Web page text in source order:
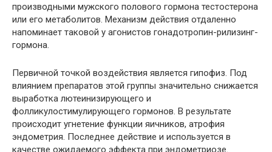
производными мужского полового гормона тестостерона
или его метаболитов. Механизм действия отдаленно
напоминает таковой у агонистов гонадотропин-рилизинг-
гормона.
Первичной точкой воздействия является гипофиз. Под
влиянием препаратов этой группы значительно снижается
выработка лютеинизирующего и
фолликулостимулирующего гормонов. В результате
происходит угнетение функции яичников, атрофия
эндометрия. Последнее действие и используется в
качестве ожидаемого эффекта при эндометриозе.